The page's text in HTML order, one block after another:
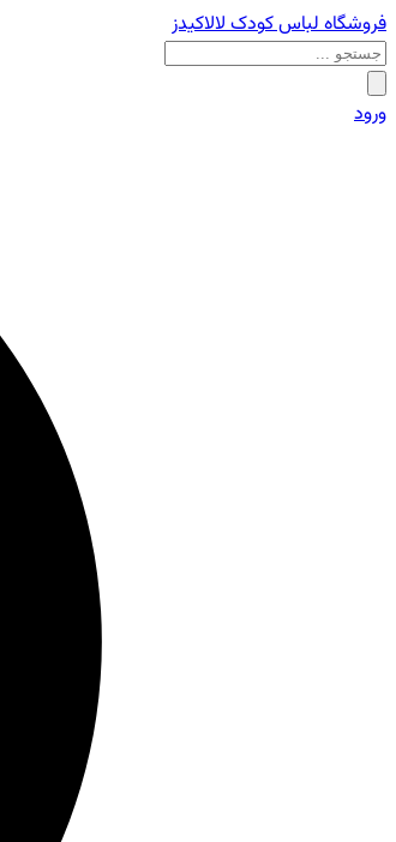
فروشگاه لباس کودک لالاکیدز
ورود